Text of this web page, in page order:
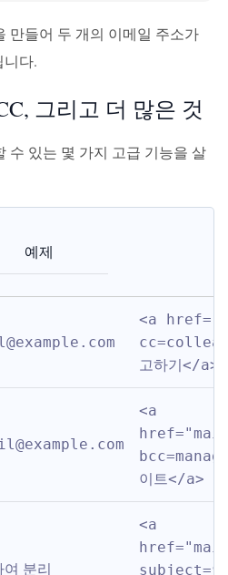
만들어 두 개의 이메일 주소가
다.
그리고 더 많은 것
수 있는 몇 가지 고급 기능을 살
예제
<a
고하기</a>
<a
이트</a>
분리
<a
subject=안